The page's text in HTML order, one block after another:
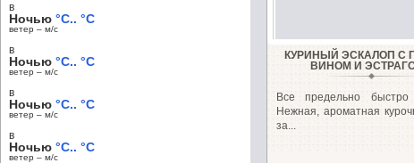
КУРИНЫЙ ЭСКАЛОП С
ВИНОМ И
Всe предельно
Нежная, ароматная
за...
в
Ночью °C.. °C
ветер – м/c
в
Ночью °C.. °C
ветер – м/c
в
Ночью °C.. °C
ветер – м/c
в
Ночью °C.. °C
ветер – м/c